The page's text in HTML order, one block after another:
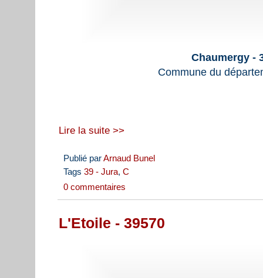
Chaumergy -
Commune du
Lire la suite >>
Publié parArnaud Bunel
Tags 39 - Jura, C
0 commentaires
L'Etoile - 39570